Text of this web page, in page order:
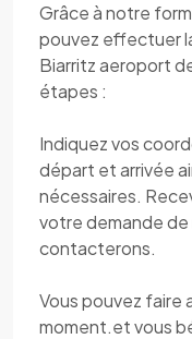
Grâce à notre
pouvez effectuer
Biarritz aeroport
étapes :
Indiquez vos
départ et arrivée
nécessaires.
votre demande
contacterons.
Vous pouvez faire
moment.et vous